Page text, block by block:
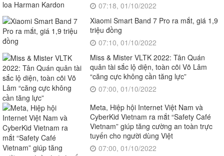
07:18, 01/10/2022
Xiaomi Smart Band 7 Pro ra mắt, giá 1,9
triệu đồng
07:10, 01/10/2022
Miss & Mister VLTK 2022: Tân Quán
quân tài sắc lộ diện, toàn cõi Võ Lâm
“căng cực không cần tăng lực”
07:00, 01/10/2022
Meta, Hiệp hội Internet Việt Nam và
CyberKid Vietnam ra mắt “Safety Café
Vietnam” giúp tăng cường an toàn trực
tuyến cho người dùng Việt
07:00, 01/10/2022